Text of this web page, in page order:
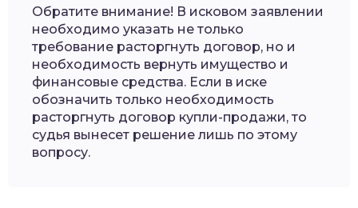
Обратите внимание! В исковом заявлении
необходимо указать не только
требование расторгнуть договор, но и
необходимость вернуть имущество и
финансовые средства. Если в иске
обозначить только необходимость
расторгнуть договор купли-продажи, то
судья вынесет решение лишь по этому
вопросу.